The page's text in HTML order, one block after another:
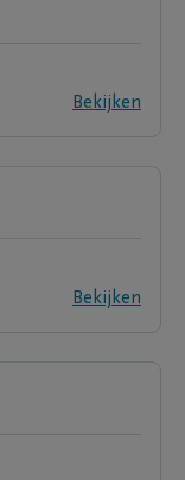
Bekijken
Bekijken